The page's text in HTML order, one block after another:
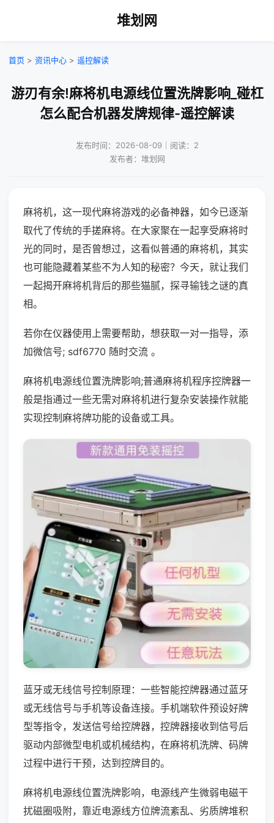
堆划网
首页 > 资讯中心 > 遥控解读
游刃有余!麻将机电源线位置洗牌影响_碰杠
怎么配合机器发牌规律-遥控解读
发布时间：2026-08-09｜阅读：2
发布者：堆划网
麻将机，这一现代麻将游戏的必备神器，如今已逐渐
取代了传统的手搓麻将。在大家聚在一起享受麻将时
光的同时，是否曾想过，这看似普通的麻将机，其实
也可能隐藏着某些不为人知的秘密？今天，就让我们
一起揭开麻将机背后的那些猫腻，探寻输钱之谜的真
相。
若你在仪器使用上需要帮助，想获取一对一指导，添
加微信号; sdf6770 随时交流 。
麻将机电源线位置洗牌影响;普通麻将机程序控牌器一
般是指通过一些无需对麻将机进行复杂安装操作就能
实现控制麻将牌功能的设备或工具。
蓝牙或无线信号控制原理：一些智能控牌器通过蓝牙
或无线信号与手机等设备连接。手机端软件预设好牌
型等指令，发送信号给控牌器，控牌器接收到信号后
驱动内部微型电机或机械结构，在麻将机洗牌、码牌
过程中进行干预，达到控牌目的。
麻将机电源线位置洗牌影响，电源线产生微弱电磁干
扰磁圈吸附，靠近电源线方位牌流紊乱、劣质牌堆积